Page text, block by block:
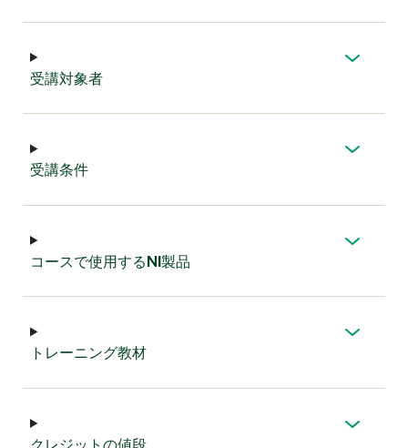
受講対象者
受講条件
コースで使用するNI製品
トレーニング教材
クレジットの値段